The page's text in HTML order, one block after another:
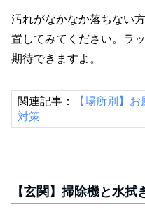
汚れがなかなか落ちない
置してみてください。ラ
期待できますよ。
関連記事：
【場所別】
対策
【玄関】掃除機と水拭